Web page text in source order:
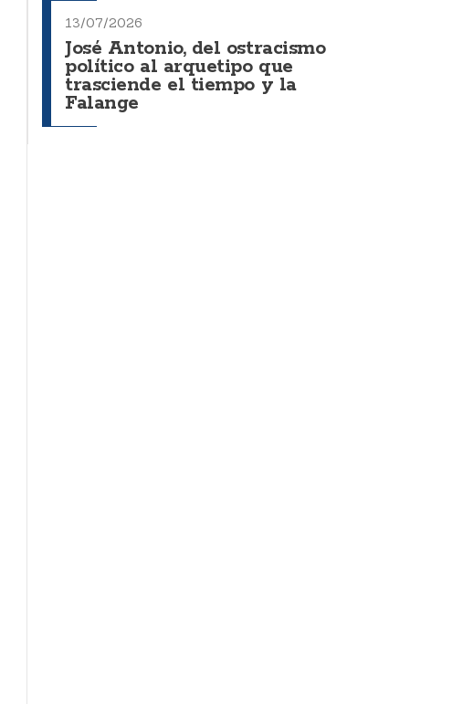
13/07/2026
José Antonio, del ostracismo
político al arquetipo que
trasciende el tiempo y la
Falange